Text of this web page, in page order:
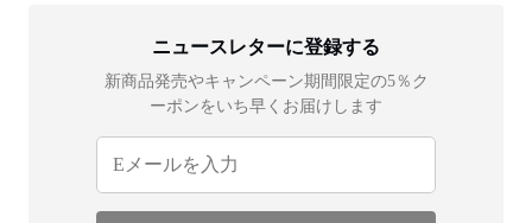
ニュースレターに登録する
新商品発売やキャンペーン期間限定の5％ク
ーポンをいち早くお届けします